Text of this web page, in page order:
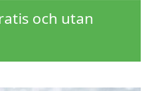
och utan